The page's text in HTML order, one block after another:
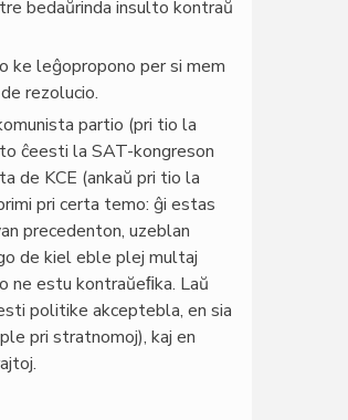
bedaŭrinda insulto kontraŭ
ke leĝopropono per si mem
rezolucio.
partio (pri tio la
ĉeesti la SAT-kongreson
de KCE (ankaŭ pri tio la
pri certa temo: ĝi estas
precedenton, uzeblan
de kiel eble plej multaj
ne estu kontraŭeﬁka. Laŭ
politike akceptebla, en sia
pri stratnomoj), kaj en